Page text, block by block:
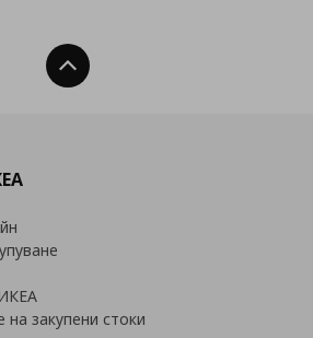
Нагоре
закупени стоки